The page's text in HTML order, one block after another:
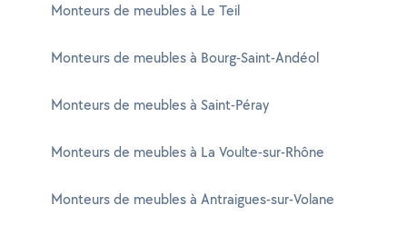
Monteurs de meubles à Le Teil
Monteurs de meubles à Bourg-Saint-Andéol
Monteurs de meubles à Saint-Péray
Monteurs de meubles à La Voulte-sur-Rhône
Monteurs de meubles à Antraigues-sur-Volane